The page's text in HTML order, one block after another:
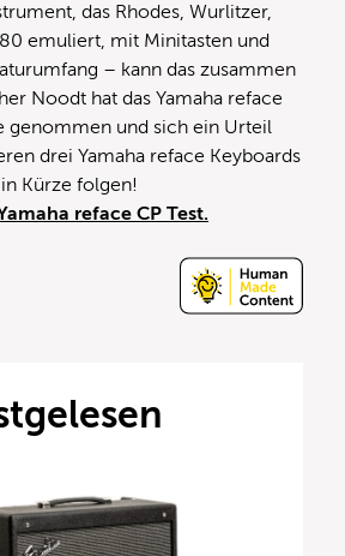
das Rhodes, Wurlitzer,
emuliert, mit Minitasten und
– kann das zusammen
Noodt hat das Yamaha reface
genommen und sich ein Urteil
drei Yamaha reface Keyboards
Kürze folgen!
reface CP Test.